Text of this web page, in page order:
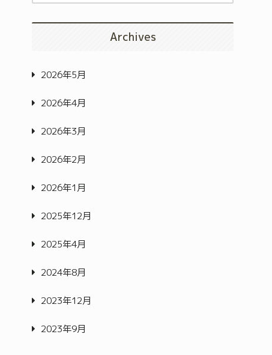
Archives
2026年5月
2026年4月
2026年3月
2026年2月
2026年1月
2025年12月
2025年4月
2024年8月
2023年12月
2023年9月